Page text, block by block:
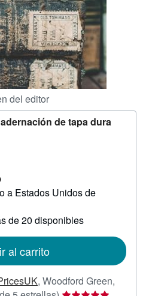
del editor
de tapa dura
a Estados Unidos de
de 20 disponibles
al carrito
, Woodford Green,